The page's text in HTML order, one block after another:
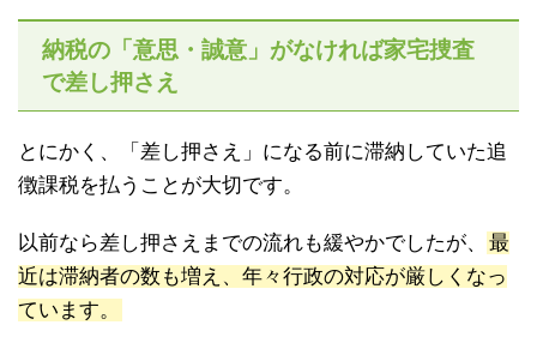
納税の「意思・誠意」がなければ家宅捜査
で差し押さえ
とにかく、「差し押さえ」になる前に滞納していた追
徴課税を払うことが大切です。
以前なら差し押さえまでの流れも緩やかでしたが、
最
近は滞納者の数も増え、年々行政の対応が厳しくなっ
ています。